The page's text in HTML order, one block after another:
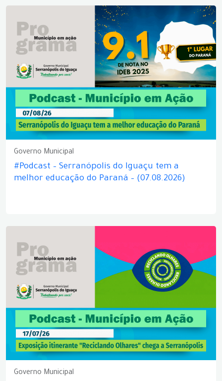
Governo Municipal
#Podcast – Serranópolis do Iguaçu tem a
melhor educação do Paraná – (07.08.2026)
Governo Municipal